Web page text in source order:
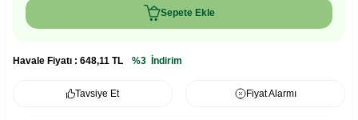
Sepete Ekle
Havale Fiyatı : 648,11 TL %3 İndirim
Tavsiye Et Fiyat Alarmı